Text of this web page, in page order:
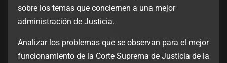
sobre los temas que conciernen a una mejor
administración de Justicia.
Analizar los problemas que se observan para el mejor
funcionamiento de la Corte Suprema de Justicia de la